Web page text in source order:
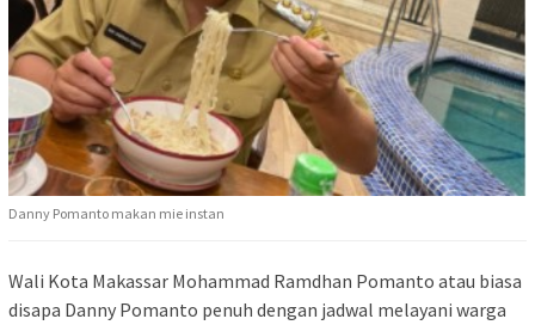
Danny Pomanto makan mie instan
Wali Kota Makassar Mohammad Ramdhan Pomanto atau biasa
disapa Danny Pomanto penuh dengan jadwal melayani warga